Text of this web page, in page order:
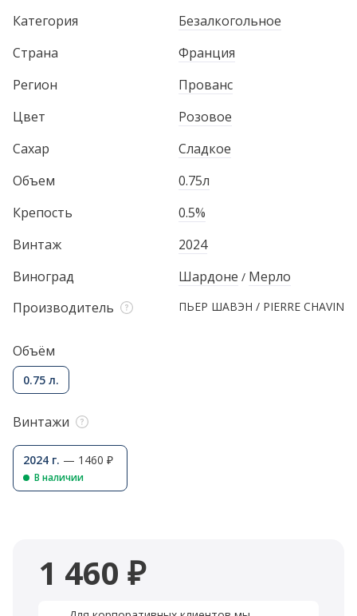
Категория
Безалкогольное
Страна
Франция
Регион
Прованс
Цвет
Розовое
Сахар
Сладкое
Объем
0.75л
Крепость
0.5%
Винтаж
2024
Виноград
Шардоне / Мерло
Производитель
ПЬЕР ШАВЭН / PIERRE CHAVIN
Объём
0.75 л.
Винтажи
2024 г. — 1460 ₽
В наличии
1 460 ₽